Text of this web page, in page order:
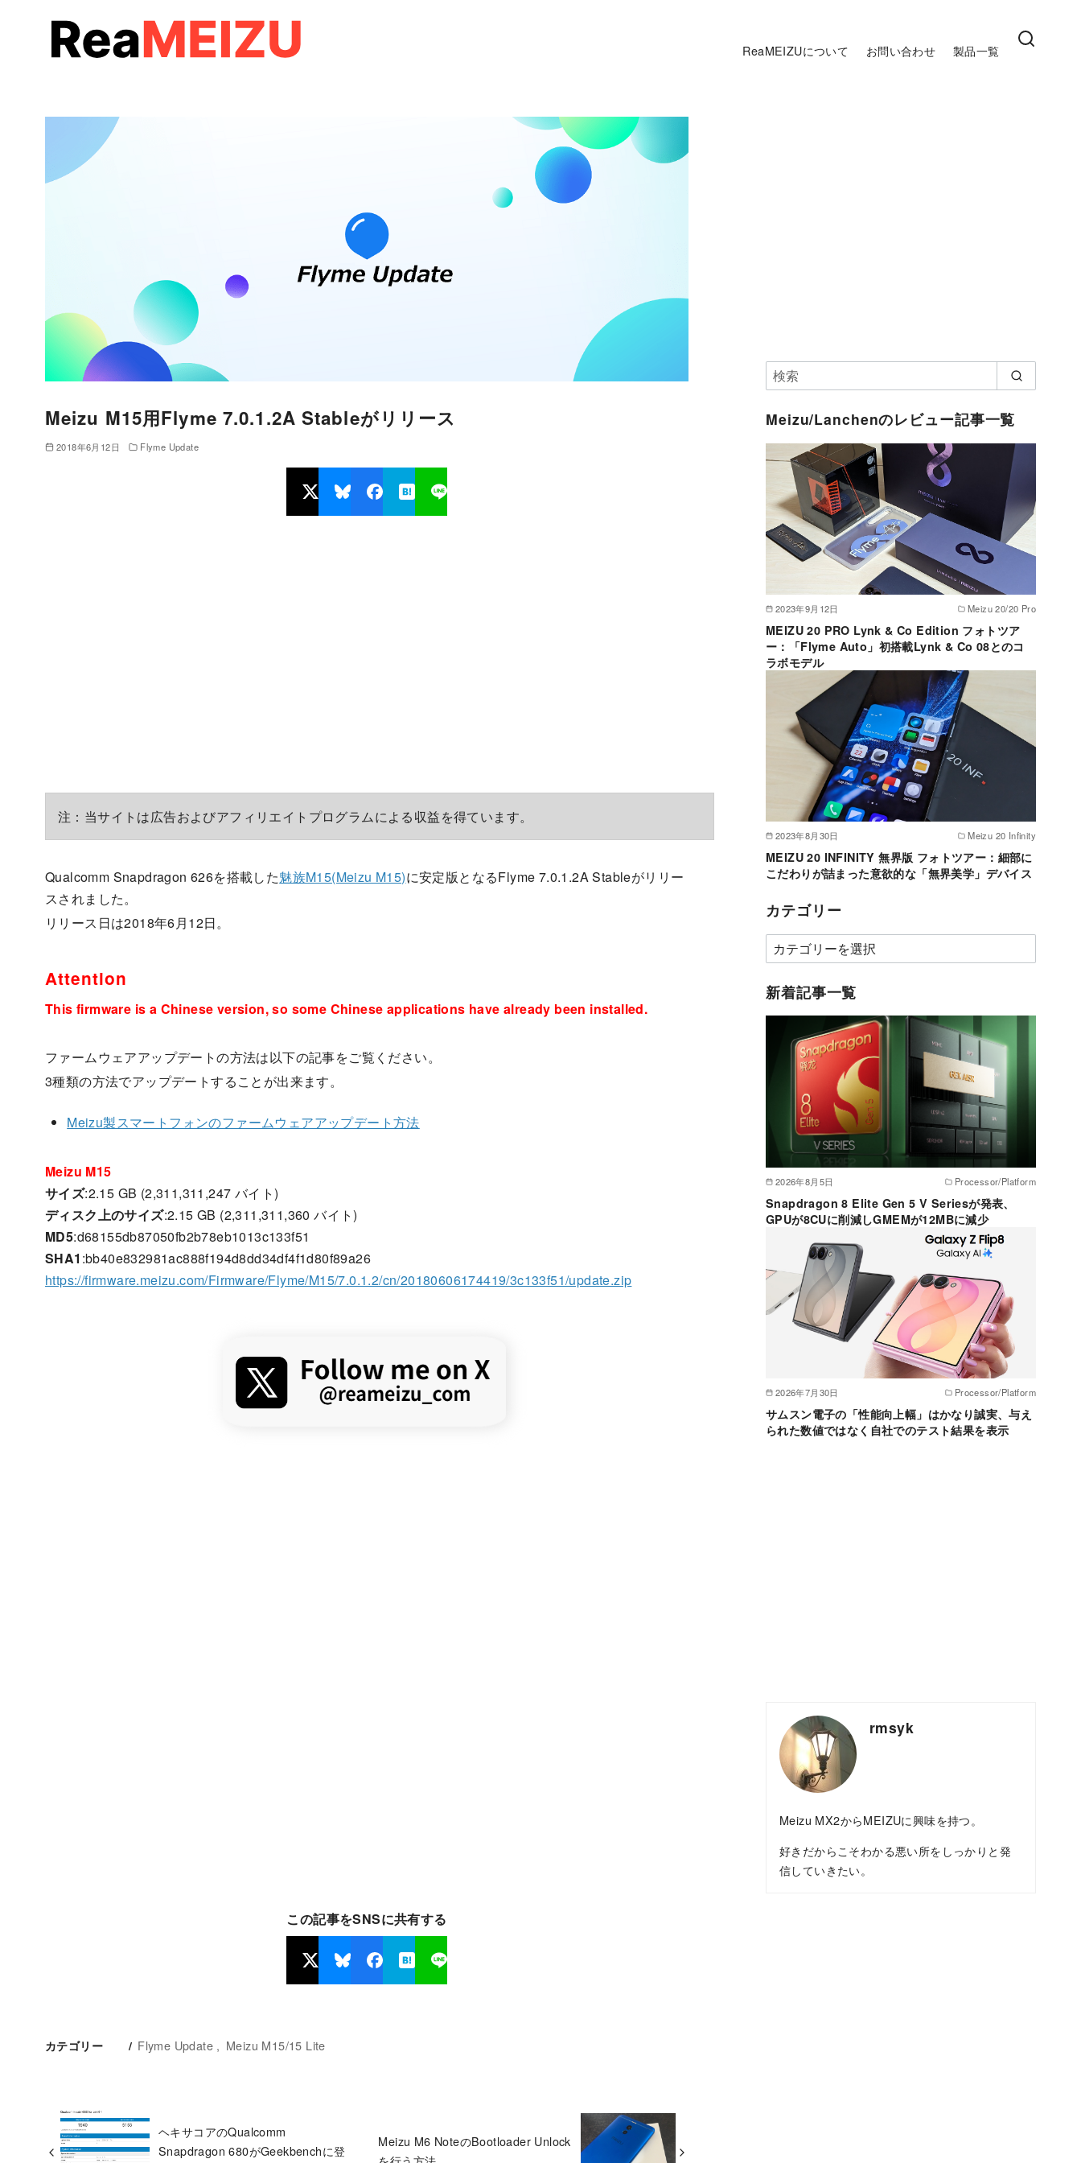
ReaMEIZUについて お問い合わせ 製品一覧
Meizu M15用Flyme 7.0.1.2A Stableがリリース
2018年6月12日 Flyme Update
注：当サイトは広告およびアフィリエイトプログラムによる収益を得ています。
Qualcomm Snapdragon 626を搭載した魅族M15(Meizu M15)に安定版となるFlyme 7.0.1.2A Stableがリリー
スされました。
リリース日は2018年6月12日。
Attention
This firmware is a Chinese version, so some Chinese applications have already been installed.
ファームウェアアップデートの方法は以下の記事をご覧ください。
3種類の方法でアップデートすることが出来ます。
Meizu製スマートフォンのファームウェアアップデート方法
Meizu M15
サイズ:2.15 GB (2,311,311,247 バイト)
ディスク上のサイズ:2.15 GB (2,311,311,360 バイト)
MD5:d68155db87050fb2b78eb1013c133f51
SHA1 :bb40e832981ac888f194d8dd34df4f1d80f89a26
https://firmware.meizu.com/Firmware/Flyme/M15/7.0.1.2/cn/20180606174419/3c133f51/update.zip
この記事をSNSに共有する
カテゴリー Flyme Update Meizu M15/15 Lite
ヘキサコアのQualcomm
Snapdragon 680がGeekbenchに登
Meizu M6 NoteのBootloader Unlock
Meizu/Lanchenのレビュー記事一覧
2023年9月12日 Meizu 20/20 Pro
MEIZU 20 PRO Lynk & Co Edition フォトツア
ー：「Flyme Auto」初搭載Lynk & Co 08とのコ
ラボモデル
2023年8月30日 Meizu 20 Infinity
MEIZU 20 INFINITY 無界版 フォトツアー：細部に
こだわりが詰まった意欲的な「無界美学」デバイス
カテゴリー
カ
テ
ゴ
新着記事一覧
2026年8月5日 Processor/Platform
Snapdragon 8 Elite Gen 5 V Seriesが発表、
GPUが8CUに削減しGMEMが12MBに減少
2026年7月30日 Processor/Platform
サムスン電子の「性能向上幅」はかなり誠実、与え
られた数値ではなく自社でのテスト結果を表示
rmsyk
Meizu MX2からMEIZUに興味を持つ。
好きだからこそわかる悪い所をしっかりと発
信していきたい。